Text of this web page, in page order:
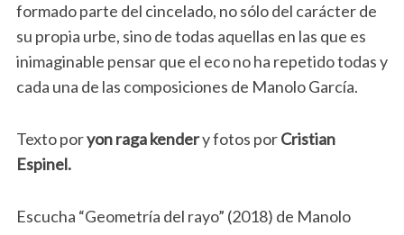
formado parte del cincelado, no sólo del carácter de
su propia urbe, sino de todas aquellas en las que es
inimaginable pensar que el eco no ha repetido todas y
cada una de las composiciones de Manolo García.
Texto poryon raga kendery fotos porCristian
Espinel.
Escucha “Geometría del rayo” (2018) de Manolo